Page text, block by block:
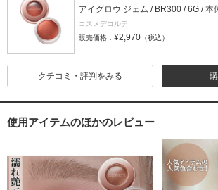
アイグロウ ジェム / BR300 / 6G / 本
コスメデコルテ
販売価格： ¥2,970 （税込）
クチコミ・評判をみる
使用アイテムのほかのレビュー